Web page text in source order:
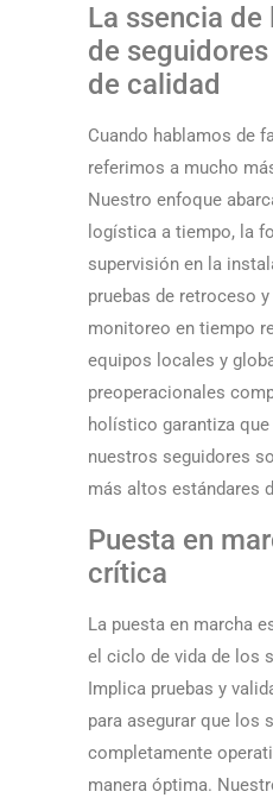
La ssencia
de
de calidad
Cuando hablamos de
referimos a mucho
Nuestro enfoque
logística a tiempo, la
supervisión en la
pruebas de retroceso
monitoreo en tiempo
equipos locales y
preoperacionales
holístico garantiza
nuestros seguidores
más altos estándares
Puesta en
crítica
La puesta en marcha
el ciclo de vida de los
Implica pruebas y
para asegurar que los
completamente
manera óptima.